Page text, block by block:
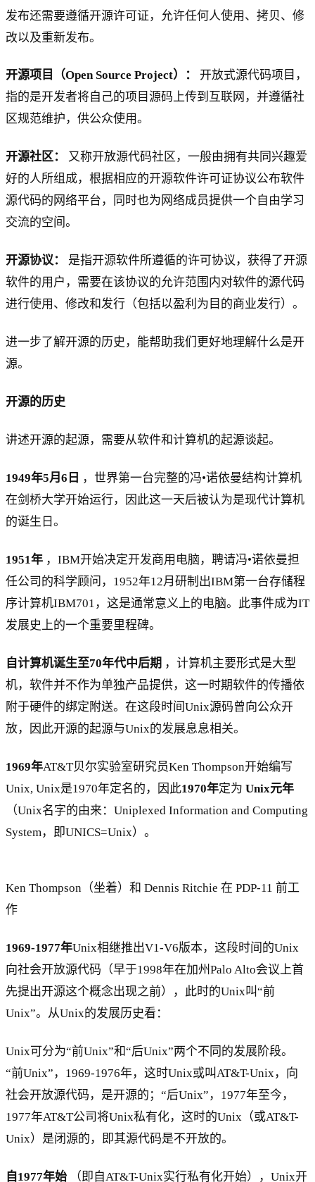
发布还需要遵循开源许可证，允许任何人使用、拷贝、修
改以及重新发布。
开源项目（Open Source Project）：
开放式源代码项目，
指的是开发者将自己的项目源码上传到互联网，并遵循社
区规范维护，供公众使用。
开源社区：
又称开放源代码社区，一般由拥有共同兴趣爱
好的人所组成，根据相应的开源软件许可证协议公布软件
源代码的网络平台，同时也为网络成员提供一个自由学习
交流的空间。
开源协议：
是指开源软件所遵循的许可协议，获得了开源
软件的用户，需要在该协议的允许范围内对软件的源代码
进行使用、修改和发行（包括以盈利为目的商业发行）。
进一步了解开源的历史，能帮助我们更好地理解什么是开
源。
开源的历史
讲述开源的起源，需要从软件和计算机的起源谈起。
1949年5月6日 ，世界第一台完整的冯•诺依曼结构计算机
在剑桥大学开始运行，因此这一天后被认为是现代计算机
的诞生日。
1951年 ，IBM开始决定开发商用电脑，聘请冯•诺依曼担
任公司的科学顾问，1952年12月研制出IBM第一台存储程
序计算机IBM701，这是通常意义上的电脑。此事件成为IT
发展史上的一个重要里程碑。
自计算机诞生至70年代中后期 ，计算机主要形式是大型
机，软件并不作为单独产品提供，这一时期软件的传播依
附于硬件的绑定附送。在这段时间Unix源码曾向公众开
放，因此开源的起源与Unix的发展息息相关。
1969年AT&T贝尔实验室研究员Ken Thompson开始编写
Unix, Unix是1970年定名的，因此1970年定为 Unix元年
（Unix名字的由来：Uniplexed Information and Computing
System，即UNICS=Unix）。
Ken Thompson（坐着）和 Dennis Ritchie 在 PDP-11 前工
作
1969-1977年Unix相继推出V1-V6版本，这段时间的Unix
向社会开放源代码（早于1998年在加州Palo Alto会议上首
先提出开源这个概念出现之前），此时的Unix叫“前
Unix”。从Unix的发展历史看：
Unix可分为“前Unix”和“后Unix”两个不同的发展阶段。
“前Unix”，1969-1976年，这时Unix或叫AT&T-Unix，向
社会开放源代码，是开源的；“后Unix”，1977年至今，
1977年AT&T公司将Unix私有化，这时的Unix（或AT&T-
Unix）是闭源的，即其源代码是不开放的。
自1977年始 （即自AT&T-Unix实行私有化开始），Unix开